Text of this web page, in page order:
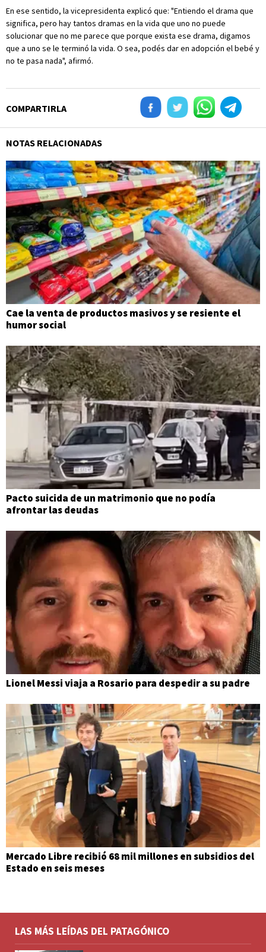
En ese sentido, la vicepresidenta explicó que: "Entiendo el drama que
significa, pero hay tantos dramas en la vida que uno no puede
solucionar que no me parece que porque exista ese drama, digamos
que a uno se le terminó la vida. O sea, podés dar en adopción el bebé y
no te pasa nada", afirmó.
COMPARTIRLA
NOTAS RELACIONADAS
Cae la venta de productos masivos y se resiente el
humor social
Pacto suicida de un matrimonio que no podía
afrontar las deudas
Lionel Messi viaja a Rosario para despedir a su padre
Mercado Libre recibió 68 mil millones en subsidios del
Estado en seis meses
LAS MÁS LEÍDAS DEL PATAGÓNICO